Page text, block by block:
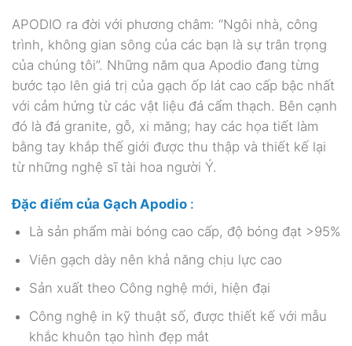
APODIO ra đời với phương châm: “Ngôi nhà, công
trình, không gian sông của các bạn là sự trân trọng
của chúng tôi”. Những năm qua Apodio đang từng
bước tạo lên giá trị của gạch ốp lát cao cấp bậc nhất
với cảm hứng từ các vật liệu đá cẩm thạch. Bên cạnh
đó là đá granite, gỗ, xi măng; hay các họa tiết làm
bằng tay khắp thế giới được thu thập và thiết kế lại
từ những nghệ sĩ tài hoa người Ý.
Đặc điểm của Gạch Apodio :
Là sản phẩm mài bóng cao cấp, độ bóng đạt >95%
Viên gạch dày nên khả năng chịu lực cao
Sản xuất theo Công nghệ mới, hiện đại
Công nghệ in kỹ thuật số, được thiết kế với mẫu
khắc khuôn tạo hình đẹp mắt